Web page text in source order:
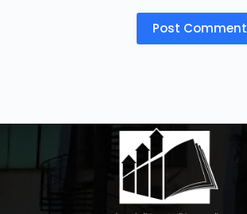
Post Comment